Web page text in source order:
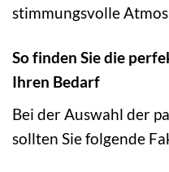
stimmungsvolle
So finden Sie die
Ihren Bedarf
Bei der Auswahl der
sollten Sie folgende